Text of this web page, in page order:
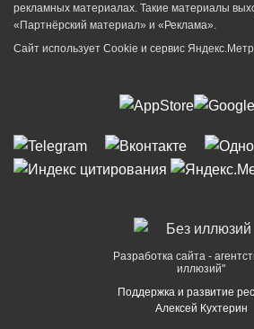
рекламных материалах. Такие материалы
«Партнёрский материал» и «Реклама».
Сайт использует Cookie и сервиc
Разработка сайта -
иллюзий"
Поддержка и развитие
Алексей Кухтерин